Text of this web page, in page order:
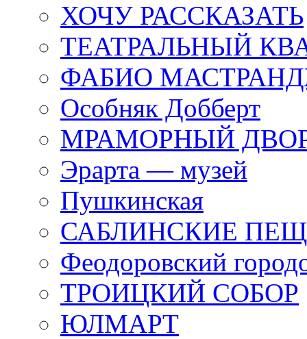
ХОЧУ РАССКАЗАТЬ
ТЕАТРАЛЬНЫЙ
ФАБИО
Особняк Добберт
МРАМОРНЫЙ
Эрарта — музей
Пушкинская
САБЛИНСКИЕ
Феодоровский
ТРОИЦКИЙ СОБОР
ЮЛМАРТ